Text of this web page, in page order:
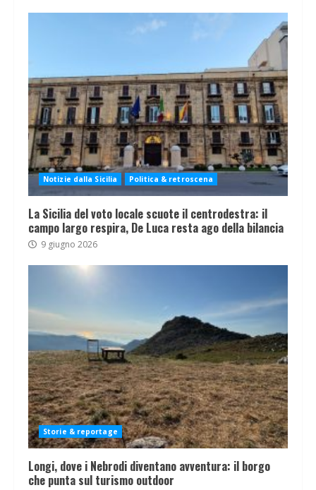
Notizie dalla Sicilia Politica & retroscena
La Sicilia del voto locale scuote il centrodestra: il
campo largo respira, De Luca resta ago della bilancia
9 giugno 2026
Storie & reportage
Longi, dove i Nebrodi diventano avventura: il borgo
che punta sul turismo outdoor